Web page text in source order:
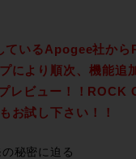
いるApogee社から
により順次、機能追
レビュー！！ROCK
お試し下さい！！
秘密に迫る